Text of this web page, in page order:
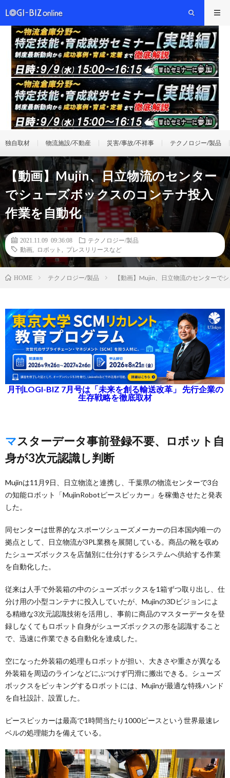
独自取材 物流施設/不動産 災害/事故/不祥事 テクノロジー/製品
【動画】Mujin、日立物流のセンター
でシューズボックスのコンテナ投入
作業を自動化
2021.11.09 09:36:08
テクノロジー/製品
動画
ロボット プレスリリースなど
HOME テクノロジー/製品 【動画】Mujin、日立物流のセンターで
月刊LOGI-BIZ 7月号は「未来を創る輸送改革」 先行企業の
生存戦略を徹底取材
マスターデータ事前登録不要、ロボット自
身が3次元認識し判断
Mujinは11月9日、日立物流と連携し、千葉県の物流センターで3台
の知能ロボット「MujinRobotピースピッカー」を稼働させたと発表
した。
同センターは世界的なスポーツシューズメーカーの日本国内唯一の
拠点として、日立物流が3PL業務を展開している。商品の靴を収め
たシューズボックスを店舗別に仕分けするシステムへ供給する作業
を自動化した。
従来は人手で外装箱の中のシューズボックスを1箱ずつ取り出し、仕
分け用の小型コンテナに投入していたが、Mujinの3Dビジョンによ
る精緻な3次元認識技術を活用し、事前に商品のマスターデータを登
録しなくてもロボット自身がシューズボックスの形を認識すること
で、迅速に作業できる自動化を達成した。
空になった外装箱の処理もロボットが担い、大きさや重さが異なる
外装箱を周辺のラインなどにぶつけず円滑に搬出できる。シューズ
ボックスをピッキングするロボットには、Mujinが最適な特殊ハンド
を自社設計、設置した。
ピースピッカーは最高で1時間当たり1000ピースという世界最速レ
ベルの処理能力を備えている。